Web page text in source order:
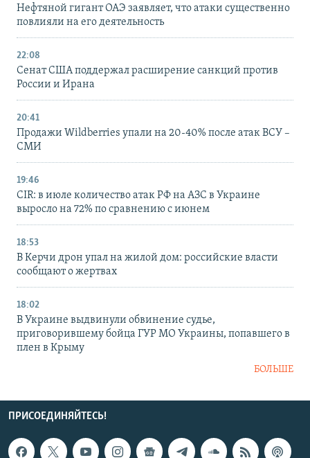
Нефтяной гигант ОАЭ заявляет, что атаки существенно
повлияли на его деятельность
22:08
Сенат США поддержал расширение санкций против
России и Ирана
20:41
Продажи Wildberries упали на 20-40% после атак ВСУ –
СМИ
19:46
CIR: в июле количество атак РФ на АЗС в Украине
выросло на 72% по сравнению с июнем
18:53
В Керчи дрон упал на жилой дом: российские власти
сообщают о жертвах
18:02
В Украине выдвинули обвинение судье,
приговорившему бойца ГУР МО Украины, попавшего в
плен в Крыму
БОЛЬШЕ
ПРИСОЕДИНЯЙТЕСЬ!